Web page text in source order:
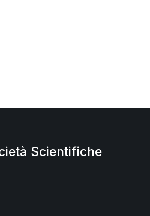
Scientifiche